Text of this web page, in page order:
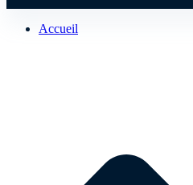
Accueil